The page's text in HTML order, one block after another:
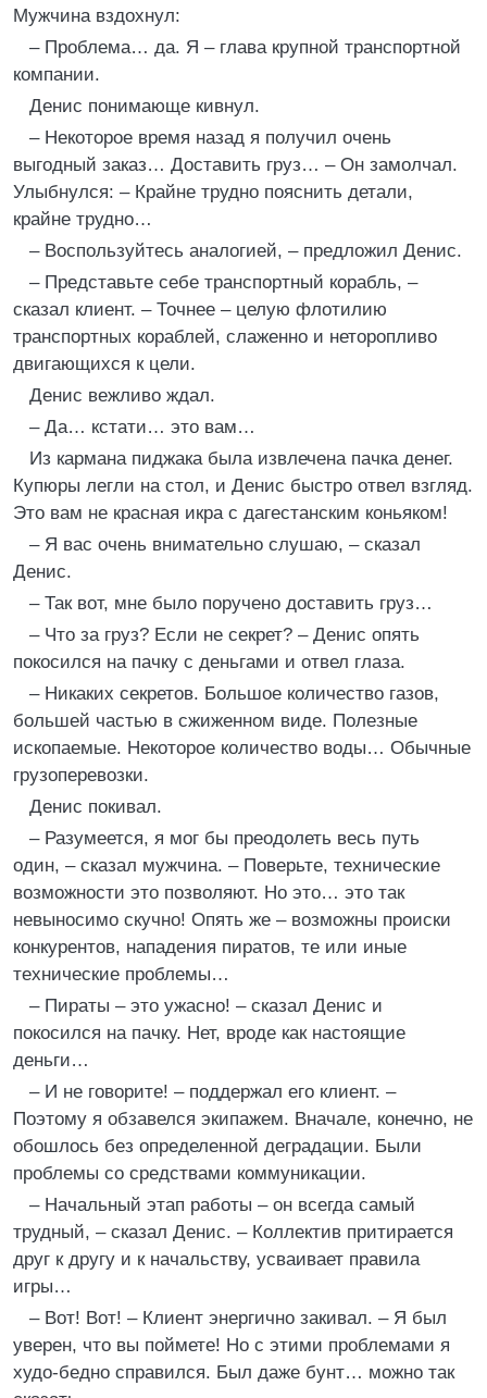
Мужчина вздохнул:
– Проблема… да. Я – глава крупной транспортной
компании.
Денис понимающе кивнул.
– Некоторое время назад я получил очень
выгодный заказ… Доставить груз… – Он замолчал.
Улыбнулся: – Крайне трудно пояснить детали,
крайне трудно…
– Воспользуйтесь аналогией, – предложил Денис.
– Представьте себе транспортный корабль, –
сказал клиент. – Точнее – целую флотилию
транспортных кораблей, слаженно и неторопливо
двигающихся к цели.
Денис вежливо ждал.
– Да… кстати… это вам…
Из кармана пиджака была извлечена пачка денег.
Купюры легли на стол, и Денис быстро отвел взгляд.
Это вам не красная икра с дагестанским коньяком!
– Я вас очень внимательно слушаю, – сказал
Денис.
– Так вот, мне было поручено доставить груз…
– Что за груз? Если не секрет? – Денис опять
покосился на пачку с деньгами и отвел глаза.
– Никаких секретов. Большое количество газов,
большей частью в сжиженном виде. Полезные
ископаемые. Некоторое количество воды… Обычные
грузоперевозки.
Денис покивал.
– Разумеется, я мог бы преодолеть весь путь
один, – сказал мужчина. – Поверьте, технические
возможности это позволяют. Но это… это так
невыносимо скучно! Опять же – возможны происки
конкурентов, нападения пиратов, те или иные
технические проблемы…
– Пираты – это ужасно! – сказал Денис и
покосился на пачку. Нет, вроде как настоящие
деньги…
– И не говорите! – поддержал его клиент. –
Поэтому я обзавелся экипажем. Вначале, конечно, не
обошлось без определенной деградации. Были
проблемы со средствами коммуникации.
– Начальный этап работы – он всегда самый
трудный, – сказал Денис. – Коллектив притирается
друг к другу и к начальству, усваивает правила
игры…
– Вот! Вот! – Клиент энергично закивал. – Я был
уверен, что вы поймете! Но с этими проблемами я
худо-бедно справился. Был даже бунт… можно так